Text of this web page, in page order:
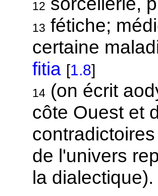
12
13 fétiche;
certaine
fitia [1.8]
14(on écrit
côte Ouest et
de l'univers
la dialectique).